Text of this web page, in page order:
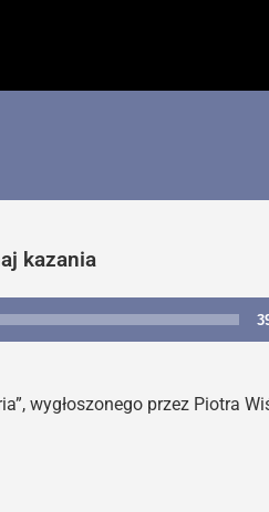
kazania
Odtwarzacz
wygłoszonego przez Piotra